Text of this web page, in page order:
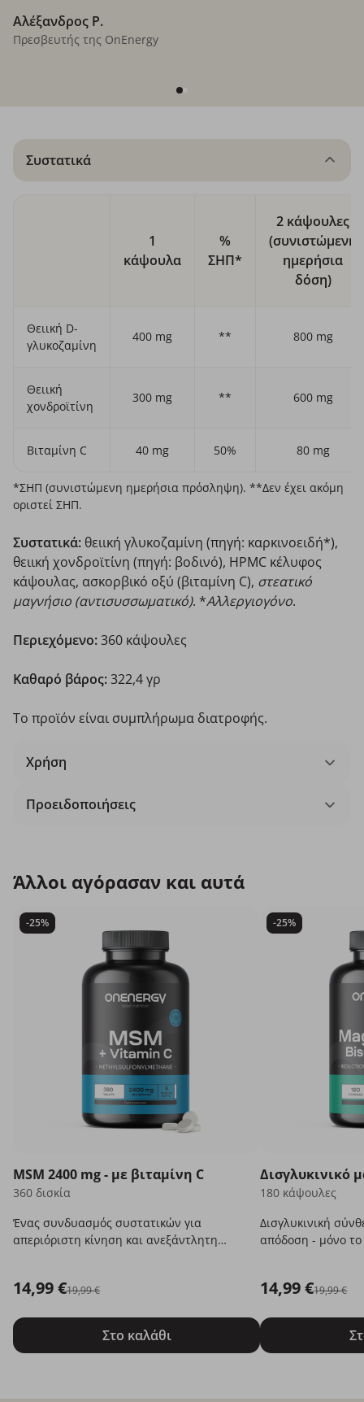
Αλέξανδρος Ρ.
Πρεσβευτής της OnEnergy
Συστατικά
1
κάψουλα
%
ΣΗΠ*
2 κάψουλες
(συνιστώμενη
ημερήσια
δόση)
Θειική D-
γλυκοζαμίνη
400 mg ** 800 mg
Θειική
χονδροϊτίνη
300 mg ** 600 mg
Βιταμίνη C 40 mg 50% 80 mg
*ΣΗΠ (συνιστώμενη ημερήσια πρόσληψη). **Δεν έχει ακόμη
οριστεί ΣΗΠ.
Συστατικά: θειική γλυκοζαμίνη (πηγή: καρκινοειδή*),
θειική χονδροϊτίνη (πηγή: βοδινό), HPMC κέλυφος
κάψουλας, ασκορβικό οξύ (βιταμίνη C), στεατικό
μαγνήσιο (αντισυσσωματικό). *Αλλεργιογόνο.
Περιεχόμενο:360 κάψουλες
Καθαρό βάρος:322,4 γρ
Το προϊόν είναι συμπλήρωμα διατροφής.
Χρήση
Προειδοποιήσεις
Άλλοι αγόρασαν και αυτά
-25%
ΜSM 2400 mg - με βιταμίνη C
360 δισκία
Ένας συνδυασμός συστατικών για
απεριόριστη κίνηση και ανεξάντλητη
14,99 €19,99 €
Στο καλάθι
-25%
Δισγλυκινικό
180 κάψουλες
Δισγλυκινική
απόδοση - μόνο το
14,99 €19,99 €